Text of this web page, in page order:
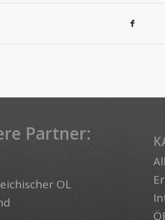
Partner:
OL